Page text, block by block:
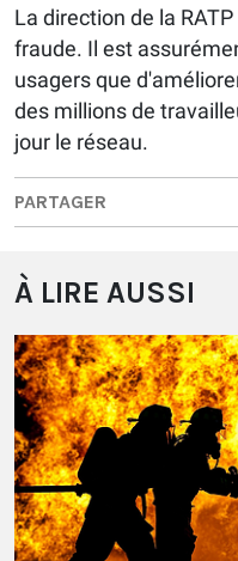
La direction de la
fraude. Il est
usagers que
des millions de
jour le réseau.
PARTAGER
À LIRE AUSSI